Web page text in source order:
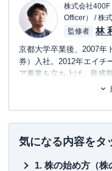
株式会社
Officer） / 株
監修者
林
京都大学卒業後、2007年
券）入社。2012年エイチ
ア事業を立ち上げ。最盛
る。2019年エイチームフ
職。個人理念は『お金の
世界を創る』。趣味はボ
気になる内容をタ
株の始め方（株